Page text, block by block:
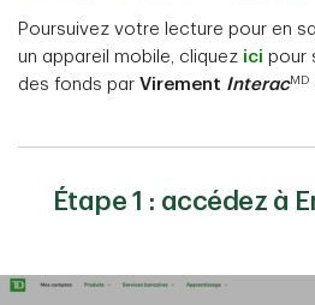
Poursuivez votre lecture pour en
un appareil mobile, cliquez ici pour
des fonds par Virement InteracMD
Étape 1 : accédez à